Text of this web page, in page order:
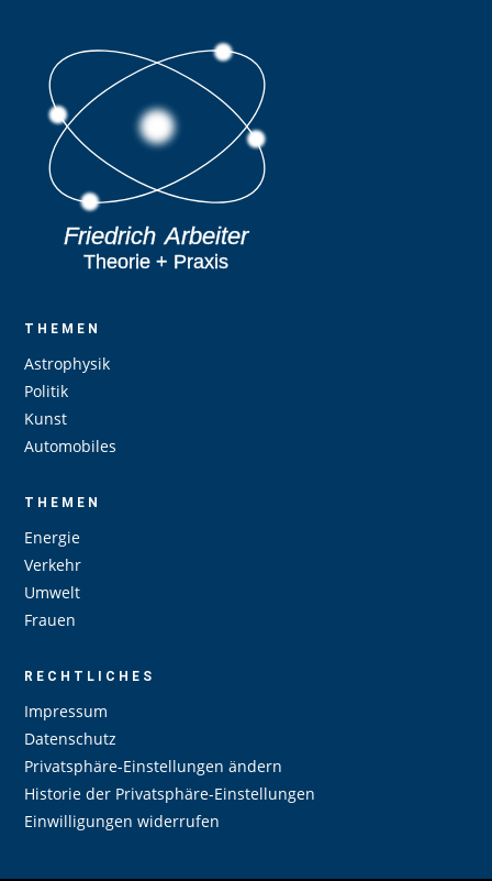
THEMEN
Astrophysik
Politik
Kunst
Automobiles
THEMEN
Energie
Verkehr
Umwelt
Frauen
RECHTLICHES
Impressum
Datenschutz
Privatsphäre-Einstellungen ändern
Historie der Privatsphäre-Einstellungen
Einwilligungen widerrufen